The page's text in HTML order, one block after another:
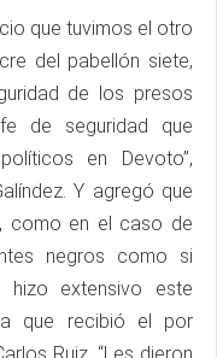
que tuvimos el otro
del pabellón siete,
de los presos
de seguridad que
en Devoto”,
Y agregó que
como en el caso de
negros como si
hizo extensivo este
que recibió el por